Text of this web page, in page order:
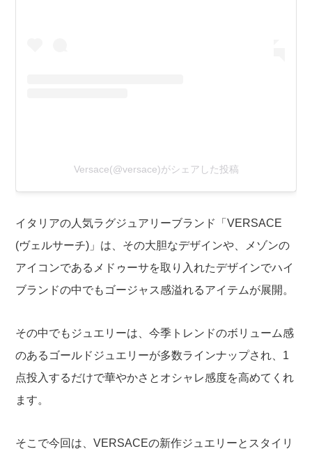
Versace(@versace)がシェアした投稿
イタリアの人気ラグジュアリーブランド「VERSACE
(ヴェルサーチ)」は、その大胆なデザインや、メゾンの
アイコンであるメドゥーサを取り入れたデザインでハイ
ブランドの中でもゴージャス感溢れるアイテムが展開。
その中でもジュエリーは、今季トレンドのボリューム感
のあるゴールドジュエリーが多数ラインナップされ、1
点投入するだけで華やかさとオシャレ感度を高めてくれ
ます。
そこで今回は、VERSACEの新作ジュエリーとスタイリ